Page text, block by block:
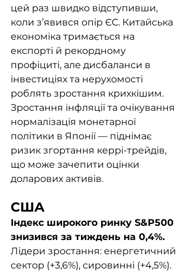
цей раз швидко відступивши,
коли з’явився опір ЄС. Китайська
економіка тримається на
експорті й рекордному
профіциті, але дисбаланси в
інвестиціях та нерухомості
роблять зростання крихкішим.
Зростання інфляції та очікування
нормалізація монетарної
політики в Японії — піднімає
ризик згортання керрі-трейдів,
що може зачепити оцінки
доларових активів.
США
Індекс широкого ринку S&P500
знизився за тиждень на 0,4%.
Лідери зростання: енергетичний
сектор (+3,6%), сировинні (+4,5%).